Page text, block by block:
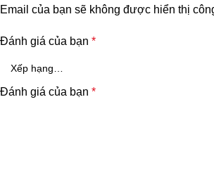
Email của bạn sẽ không được hiển thị
Đánh giá của bạn *
Đánh giá của bạn *